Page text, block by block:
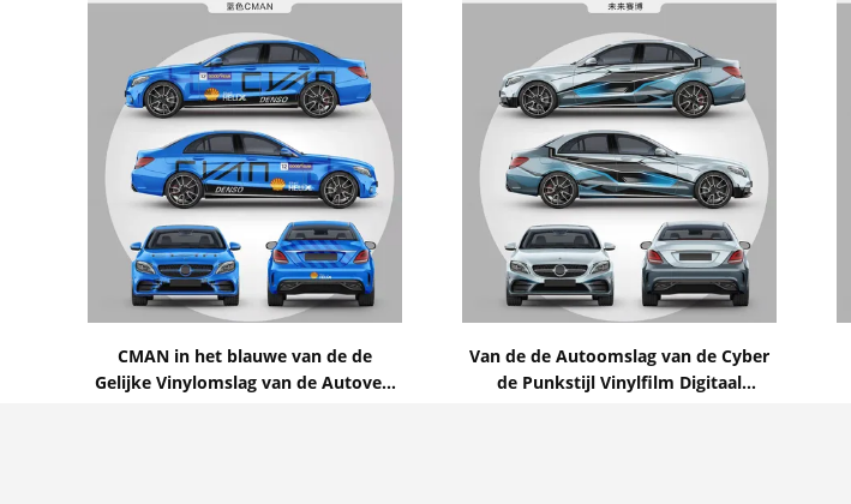
CMAN in het blauwe van de de
Gelijke Vinylomslag van de Autoverf
Van de de Autoomslag van de Cyber
de Punkstijl Vinylfilm Digitaal